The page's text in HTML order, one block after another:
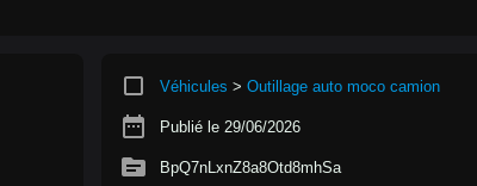
crop_square Véhicules > Outillage auto moco camion
date_range Publié le 29/06/2026
source BpQ7nLxnZ8a8Otd8mhSa